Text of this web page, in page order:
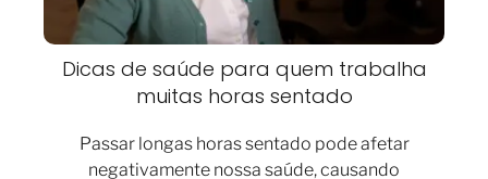
Dicas de saúde para quem trabalha
muitas horas sentado
Passar longas horas sentado pode afetar
negativamente nossa saúde, causando